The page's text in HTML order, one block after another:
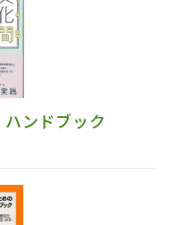
ンドブック